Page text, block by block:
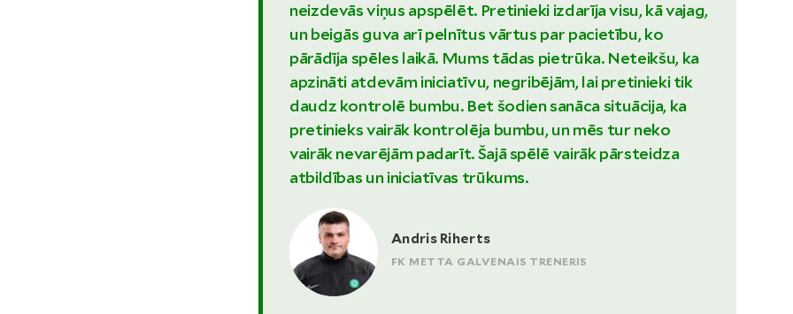
neizdevās viņus apspēlēt. Pretinieki izdarīja visu, kā vajag,
un beigās guva arī pelnītus vārtus par pacietību, ko
pārādīja spēles laikā. Mums tādas pietrūka. Neteikšu, ka
apzināti atdevām iniciatīvu, negribējām, lai pretinieki tik
daudz kontrolē bumbu. Bet šodien sanāca situācija, ka
pretinieks vairāk kontrolēja bumbu, un mēs tur neko
vairāk nevarējām padarīt. Šajā spēlē vairāk pārsteidza
atbildības un iniciatīvas trūkums.
Andris Riherts
FK METTA GALVENAIS TRENERIS